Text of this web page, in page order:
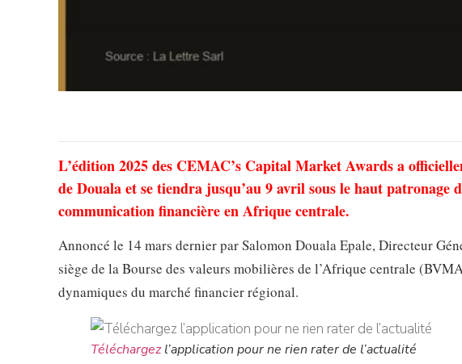
L’édition 2025 des CEMAC’s Capital Market Awards a
de Douala et se tiendra jusqu’au 9 avril sous le haut
communication financière en Afrique centrale.
Annoncé le 14 mars dernier par Salomon Douala Epale, Directeur
siège de la Bourse des valeurs mobilières de l’Afrique centrale
dynamiques du marché financier régional.
Téléchargezl’application pour ne rien rater de l’actualité